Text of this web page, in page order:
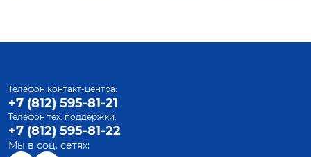
Телефон контакт-центра:
+7 (812) 595-81-21
Телефон тех. поддержки:
+7 (812) 595-81-22
Мы в соц. сетях: